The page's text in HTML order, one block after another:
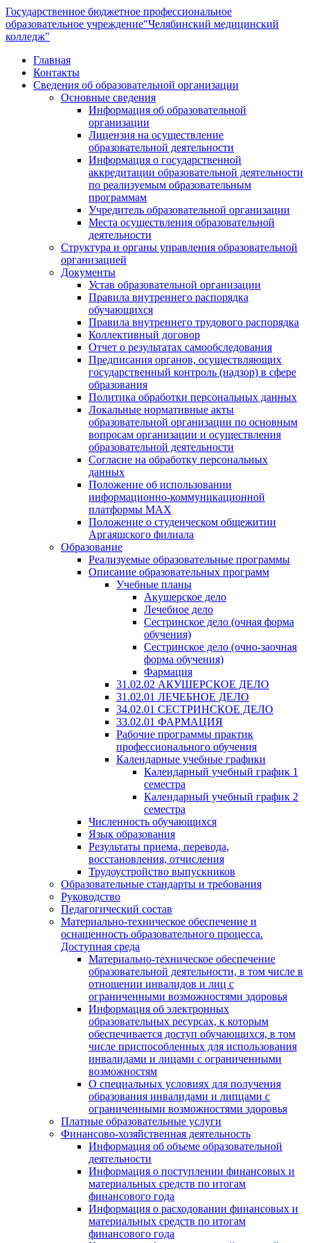
Государственное бюджетное профессиональное
образовательное учреждение"Челябинский медицинский
колледж"
Главная
Контакты
Сведения об образовательной организации
Основные сведения
Информация об образовательной
организации
Лицензия на осуществление
образовательной деятельности
Информация о государственной
аккредитации образовательной деятельности
по реализуемым образовательным
программам
Учредитель образовательной организации
Места осуществления образовательной
деятельности
Структура и органы управления образовательной
организацией
Документы
Устав образовательной организации
Правила внутреннего распорядка
обучающихся
Правила внутреннего трудового распорядка
Коллективный договор
Отчет о результатах самообследования
Предписания органов, осуществляющих
государственный контроль (надзор) в сфере
образования
Политика обработки персональных данных
Локальные нормативные акты
образовательной организации по основным
вопросам организации и осуществления
образовательной деятельности
Согласие на обработку персональных
данных
Положение об использовании
информационно-коммуникационной
платформы MAX
Положение о студенческом общежитии
Аргаяшского филиала
Образование
Реализуемые образовательные программы
Описание образовательных программ
Учебные планы
Акушерское дело
Лечебное дело
Сестринское дело (очная форма
обучения)
Сестринское дело (очно-заочная
форма обучения)
Фармация
31.02.02 АКУШЕРСКОЕ ДЕЛО
31.02.01 ЛЕЧЕБНОЕ ДЕЛО
34.02.01 СЕСТРИНСКОЕ ДЕЛО
33.02.01 ФАРМАЦИЯ
Рабочие программы практик
профессионального обучения
Календарные учебные графики
Календарный учебный график 1
семестра
Календарный учебный график 2
семестра
Численность обучающихся
Язык образования
Результаты приема, перевода,
восстановления, отчисления
Трудоустройство выпускников
Образовательные стандарты и требования
Руководство
Педагогический состав
Материально-техническое обеспечение и
оснащенность образовательного процесса.
Доступная среда
Материально-техническое обеспечение
образовательной деятельности, в том числе в
отношении инвалидов и лиц с
ограниченными возможностями здоровья
Информация об электронных
образовательных ресурсах, к которым
обеспечивается доступ обучающихся, в том
числе приспособленных для использования
инвалидами и лицами с ограниченными
возможностям
О специальных условиях для получения
образования инвалидами и липцами с
ограниченными возможностями здоровья
Платные образовательные услуги
Финансово-хозяйственная деятельность
Информация об объеме образовательной
деятельности
Информация о поступлении финансовых и
материальных средств по итогам
финансового года
Информация о расходовании финансовых и
материальных средств по итогам
финансового года